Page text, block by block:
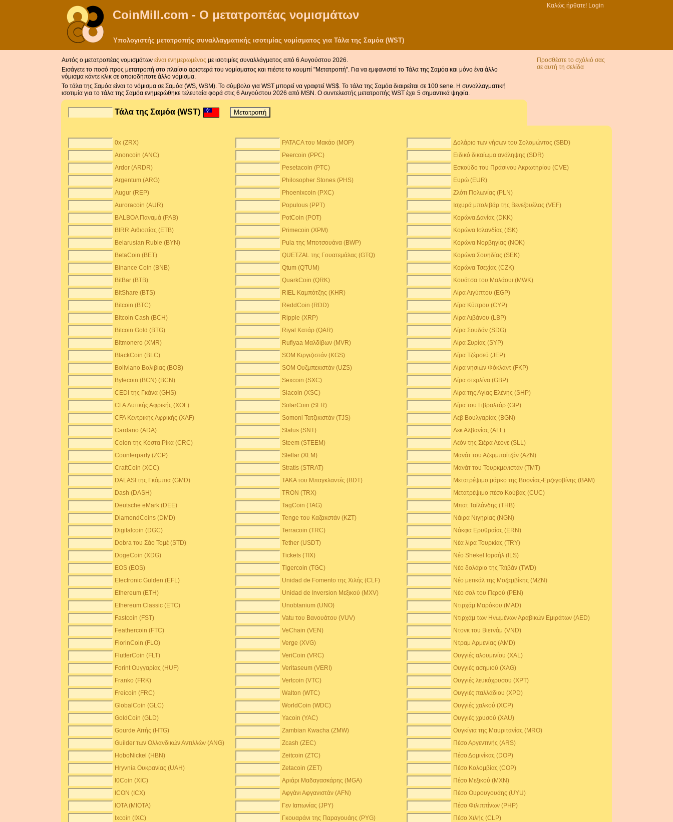
CoinMill.com - Ο μετατροπέας νομισμάτων
Καλώς ήρθατε! Login
Υπολογιστής μετατροπής συναλλαγματικής ισοτιμίας νομίσματος για Τάλα της Σαμόα (WST)
Αυτός ο μετατροπέας νομισμάτων είναι ενημερωμένος με ισοτιμίες συναλλάγματος από 6 Αυγούστου 2026.
Εισάγετε το ποσό προς μετατροπή στο πλαίσιο αριστερά του νομίσματος και πιέστε το κουμπί "Μετατροπή". Για να εμφανιστεί το Τάλα της Σαμόα και μόνο ένα άλλο
νόμισμα κάντε κλικ σε οποιοδήποτε άλλο νόμισμα.
Το τάλα της Σαμόα είναι το νόμισμα σε Σαμόα (WS, WSM). Το σύμβολο για WST μπορεί να γραφτεί WS$. Το τάλα της Σαμόα διαιρείται σε 100 sene. Η συναλλαγματική
ισοτιμία για το τάλα της Σαμόα ενημερώθηκε τελευταία φορά στις 6 Αυγούστου 2026 από MSN. Ο συντελεστής μετατροπής WST έχει 5 σημαντικά ψηφία.
Προσθέστε το σχόλιό σας
σε αυτή τη σελίδα
Τάλα της Σαμόα (WST)
0x (ZRX) PATACA του Μακάο (MOP)
Δολάριο των νήσων του Σολομώντος (SBD)
Anoncoin (ANC)
Peercoin (PPC)
Ειδικό δικαίωμα ανάληψης (SDR)
Ardor (ARDR)
Pesetacoin (PTC)
Εσκούδο του Πράσινου Ακρωτηρίου (CVE)
Argentum (ARG)
Philosopher Stones (PHS)
Ευρώ (EUR)
Augur (REP)
Phoenixcoin (PXC)
Ζλότι Πολωνίας (PLN)
Auroracoin (AUR)
Populous (PPT)
Ισχυρά μπολιβάρ της Βενεζουέλας (VEF)
BALBOA Παναμά (PAB)
PotCoin (POT)
Κορώνα Δανίας (DKK)
BIRR Αιθιοπίας (ETB)
Primecoin (XPM)
Κορώνα Ισλανδίας (ISK)
Belarusian Ruble (BYN)
Pula της Μποτσουάνα (BWP)
Κορώνα Νορβηγίας (NOK)
BetaCoin (BET)
QUETZAL της Γουατεμάλας (GTQ)
Κορώνα Σουηδίας (SEK)
Binance Coin (BNB)
Qtum (QTUM)
Κορώνα Τσεχίας (CZK)
BitBar (BTB)
QuarkCoin (QRK)
Κουάτσα του Μαλάουι (MWK)
BitShare (BTS)
RIEL Καμπότζης (KHR)
Λίρα Αιγύπτου (EGP)
Bitcoin (BTC)
ReddCoin (RDD)
Λίρα Κύπρου (CYP)
Bitcoin Cash (BCH)
Ripple (XRP)
Λίρα Λιβάνου (LBP)
Bitcoin Gold (BTG)
Riyal Κατάρ (QAR)
Λίρα Σουδάν (SDG)
Bitmonero (XMR)
Rufiyaa Μαλδίβων (MVR)
Λίρα Συρίας (SYP)
BlackCoin (BLC)
SOM Κιργιζιστάν (KGS)
Λίρα Τζέρσεϋ (JEP)
Boliviano Βολιβίας (BOB)
SOM Ουζμπεκιστάν (UZS)
Λίρα νησιών Φόκλαντ (FKP)
Bytecoin (BCN) (BCN)
Sexcoin (SXC)
Λίρα στερλίνα (GBP)
CEDI της Γκάνα (GHS)
Siacoin (XSC)
Λίρα της Αγίας Ελένης (SHP)
CFA Δυτικής Αφρικής (XOF)
SolarCoin (SLR)
Λίρα του Γιβραλτάρ (GIP)
CFA Κεντρικής Αφρικής (XAF)
Somoni Τατζικιστάν (TJS)
Λεβ Βουλγαρίας (BGN)
Cardano (ADA)
Status (SNT)
Λεκ Αλβανίας (ALL)
Colon της Κόστα Ρίκα (CRC)
Steem (STEEM)
Λεόν της Σιέρα Λεόνε (SLL)
Counterparty (ZCP)
Stellar (XLM)
Μανάτ του Αζερμπαϊτζάν (AZN)
CraftCoin (XCC)
Stratis (STRAT)
Μανάτ του Τουρκμενιστάν (TMT)
DALASI της Γκάμπια (GMD)
TAKA του Μπαγκλαντές (BDT)
Μετατρέψιμο μάρκο της Βοσνίας-Ερζεγοβίνης (BAM)
Dash (DASH)
TRON (TRX)
Μετατρέψιμο πέσο Κούβας (CUC)
Deutsche eMark (DEE)
TagCoin (TAG)
Μπατ Ταϊλάνδης (THB)
DiamondCoins (DMD)
Tenge του Καζακστάν (KZT)
Νάιρα Νιγηρίας (NGN)
Digitalcoin (DGC)
Terracoin (TRC)
Νάκφα Ερυθραίας (ERN)
Dobra του Σάο Τομέ (STD)
Tether (USDT)
Νέα λίρα Τουρκίας (TRY)
DogeCoin (XDG)
Tickets (TIX)
Νέο Shekel Ισραήλ (ILS)
EOS (EOS)
Tigercoin (TGC)
Νέο δολάριο της Ταϊβάν (TWD)
Electronic Gulden (EFL)
Unidad de Fomento της Χιλής (CLF)
Νέο μετικάλ της Μοζαμβίκης (MZN)
Ethereum (ETH)
Unidad de Inversion Μεξικού (MXV)
Νέο σολ του Περού (PEN)
Ethereum Classic (ETC)
Unobtanium (UNO)
Ντιρχάμ Μαρόκου (MAD)
Fastcoin (FST)
Vatu του Βανουάτου (VUV)
Ντιρχάμ των Ηνωμένων Αραβικών Εμιράτων (AED)
Feathercoin (FTC)
VeChain (VEN)
Ντονκ του Βιετνάμ (VND)
FlorinCoin (FLO)
Verge (XVG)
Ντραμ Αρμενίας (AMD)
FlutterCoin (FLT)
VeriCoin (VRC)
Ουγγιές αλουμινίου (XAL)
Forint Ουγγαρίας (HUF)
Veritaseum (VERI)
Ουγγιές ασημιού (XAG)
Franko (FRK)
Vertcoin (VTC)
Ουγγιές λευκόχρυσου (XPT)
Freicoin (FRC)
Walton (WTC)
Ουγγιές παλλάδιου (XPD)
GlobalCoin (GLC)
WorldCoin (WDC)
Ουγγιές χαλκού (XCP)
GoldCoin (GLD)
Yacoin (YAC)
Ουγγιές χρυσού (XAU)
Gourde Αϊτής (HTG)
Zambian Kwacha (ZMW)
Ουγκίγια της Μαυριτανίας (MRO)
Guilder των Ολλανδικών Αντιλλών (ANG)
Zcash (ZEC)
Πέσο Αργεντινής (ARS)
HoboNickel (HBN)
Zeitcoin (ZTC)
Πέσο Δομινίκας (DOP)
Hryvnia Ουκρανίας (UAH)
Zetacoin (ZET)
Πέσο Κολομβίας (COP)
I0Coin (XIC)
Αριάρι Μαδαγασκάρης (MGA)
Πέσο Μεξικού (MXN)
ICON (ICX)
Αφγάνι Αφγανιστάν (AFN)
Πέσο Ουρουγουάης (UYU)
IOTA (MIOTA)
Γεν Ιαπωνίας (JPY)
Πέσο Φιλιππίνων (PHP)
Ixcoin (IXC)
Γκουαράνι της Παραγουάης (PYG)
Πέσο Χιλής (CLP)